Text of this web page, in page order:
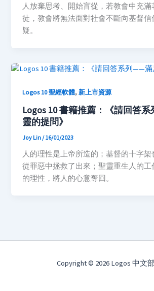
人放棄思考、開始盲從，若教會中充
徒，教會將無法面對社會不斷向基督
疑。
Logos 10 聖經軟體,新上市資源
Logos 10 書籍推薦：《請回答
靈的提問》
Joy Lin/16/01/2023
人的理性是上帝所造的；基督的十字
從罪惡中拯救了出來；聖靈重生人的工
的理性，將人的心意奪回。
Copyright © 2026 Logos 中文